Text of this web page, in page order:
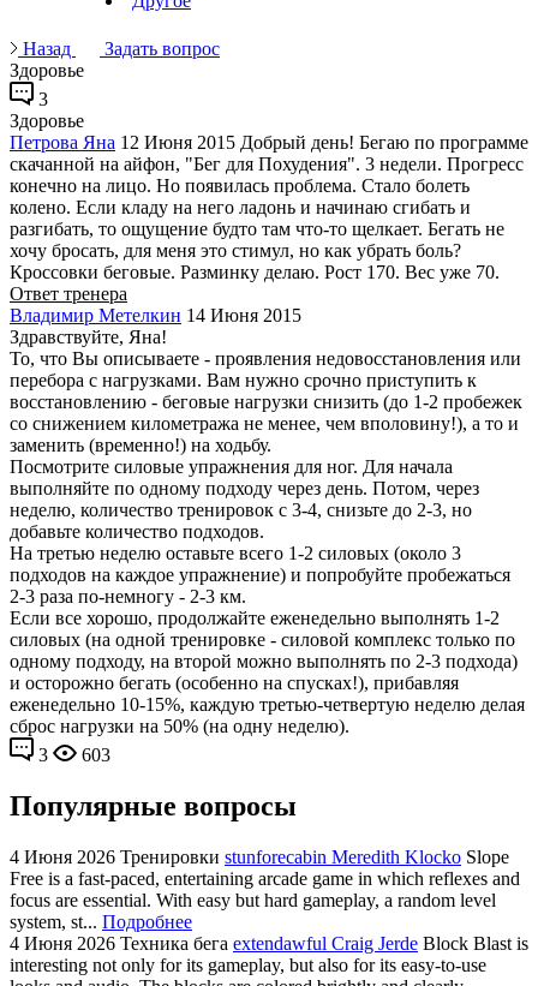
Назад
Задать вопрос
Здоровье
3
Здоровье
Петрова Яна 12 Июня 2015 Добрый день! Бегаю по программе
скачанной на айфон, "Бег для Похудения". 3 недели. Прогресс
конечно на лицо. Но появилась проблема. Стало болеть
колено. Если кладу на него ладонь и начинаю сгибать и
разгибать, то ощущение будто там что-то щелкает. Бегать не
хочу бросать, для меня это стимул, но как убрать боль?
Кроссовки беговые. Разминку делаю. Рост 170. Вес уже 70.
Ответ тренера
Владимир Метелкин 14 Июня 2015
Здравствуйте, Яна!
То, что Вы описываете - проявления недовосстановления или
перебора с нагрузками. Вам нужно срочно приступить к
восстановлению - беговые нагрузки снизить (до 1-2 пробежек
со снижением километража не менее, чем вполовину!), а то и
заменить (временно!) на ходьбу.
Посмотрите силовые упражнения для ног. Для начала
выполняйте по одному подходу через день. Потом, через
неделю, количество тренировок с 3-4, снизьте до 2-3, но
добавьте количество подходов.
На третью неделю оставьте всего 1-2 силовых (около 3
подходов на каждое упражнение) и попробуйте пробежаться
2-3 раза по-немногу - 2-3 км.
Если все хорошо, продолжайте еженедельно выполнять 1-2
силовых (на одной тренировке - силовой комплекс только по
одному подходу, на второй можно выполнять по 2-3 подхода)
и осторожно бегать (особенно на спусках!), прибавляя
еженедельно 10-15%, каждую третью-четвертую неделю делая
сброс нагрузки на 50% (на одну неделю).
3
603
Популярные вопросы
4 Июня 2026 Тренировки stunforecabin Meredith Klocko Slope
Free is a fast-paced, entertaining arcade game in which reflexes and
focus are essential. With easy but hard gameplay, a random level
system, st... Подробнее
4 Июня 2026 Техника бега extendawful Craig Jerde Block Blast is
interesting not only for its gameplay, but also for its easy-to-use